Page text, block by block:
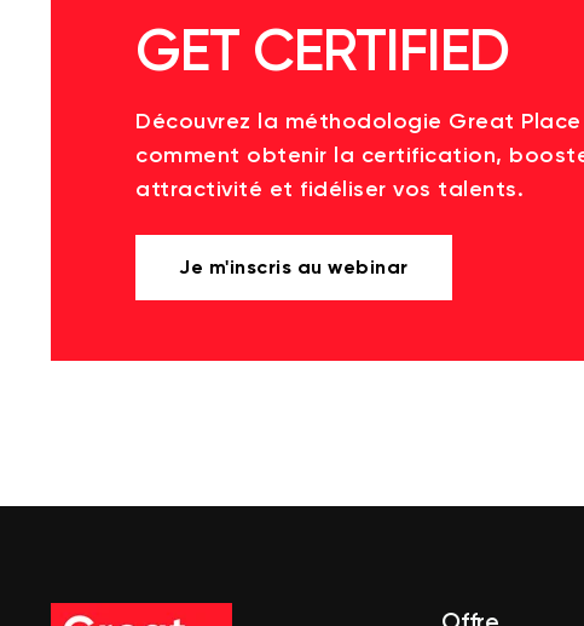
GET CERTIFIED
Découvrez la méthodologie Great
comment obtenir la certification,
attractivité et fidéliser vos talents.
Je m'inscris au webinar